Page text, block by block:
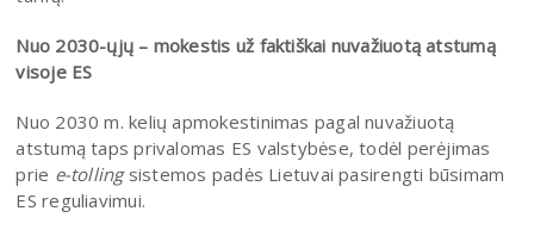
Nuo 2030-ųjų – mokestis už faktiškai nuvažiuotą atstumą
visoje ES
Nuo 2030 m. kelių apmokestinimas pagal nuvažiuotą
atstumą taps privalomas ES valstybėse, todėl perėjimas
prie e-tollingsistemos padės Lietuvai pasirengti būsimam
ES reguliavimui.